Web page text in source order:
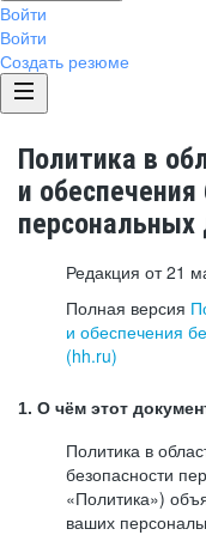
Войти
Войти
Создать резюме
Политика в
и обеспечения
Редакция от 21
Полная версия
и обеспечения
(hh.ru)
1. О чём этот
Политика в
безопасности
«Политика»)
ваших